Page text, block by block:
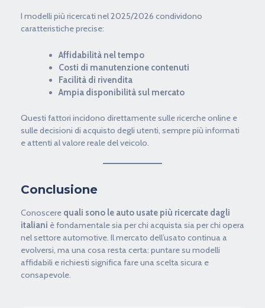
I modelli più ricercati nel 2025/2026 condividono
caratteristiche precise:
Affidabilità nel tempo
Costi di manutenzione contenuti
Facilità di rivendita
Ampia disponibilità sul mercato
Questi fattori incidono direttamente sulle ricerche online e
sulle decisioni di acquisto degli utenti, sempre più informati
e attenti al valore reale del veicolo.
Conclusione
Conoscere quali sono le auto usate più ricercate dagli
italiani è fondamentale sia per chi acquista sia per chi opera
nel settore automotive. Il mercato dell’usato continua a
evolversi, ma una cosa resta certa: puntare su modelli
affidabili e richiesti significa fare una scelta sicura e
consapevole.